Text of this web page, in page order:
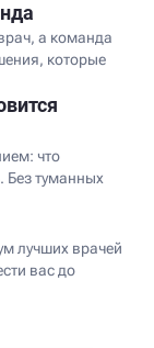
а команда
которые
что
Без туманных
лучших врачей
вас до